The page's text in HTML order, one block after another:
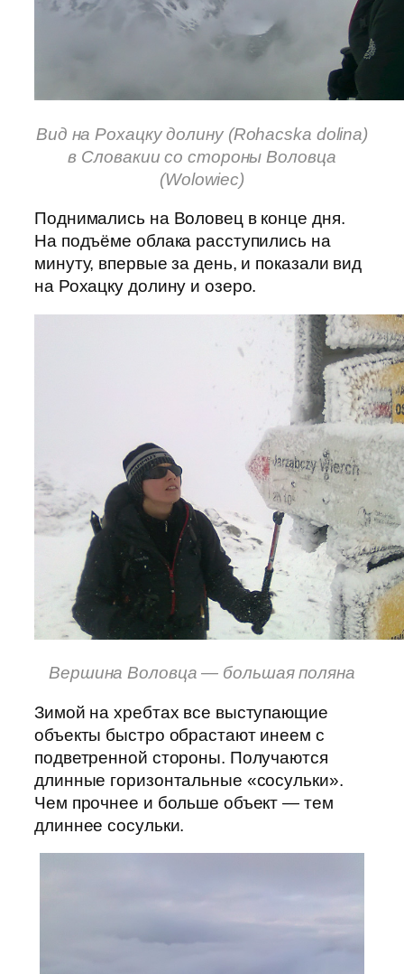
Вид на Рохацку долину (Rohacska dolina)
в Словакии со стороны Воловца
(Wolowiec)
Поднимались на Воловец в конце дня.
На подъёме облака расступились на
минуту, впервые за день, и показали вид
на Рохацку долину и озеро.
Вершина Воловца — большая поляна
Зимой на хребтах все выступающие
объекты быстро обрастают инеем с
подветренной стороны. Получаются
длинные горизонтальные «сосульки».
Чем прочнее и больше объект — тем
длиннее сосульки.